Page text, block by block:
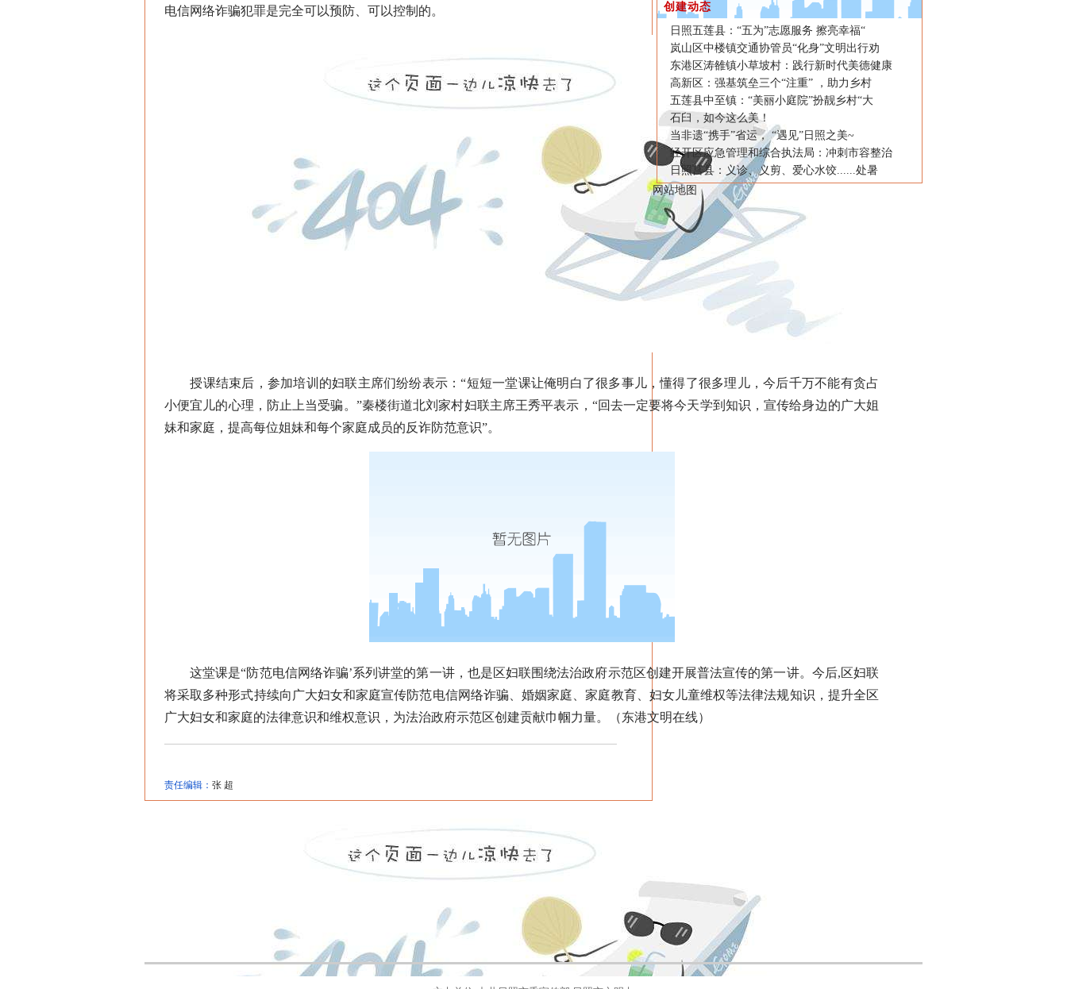
电信网络诈骗犯罪是完全可以预防、可以控制的。
授课结束后，参加培训的妇联主席们纷纷表示：“短短一堂课让俺明白了很多事儿，懂得了很多理儿，今后千万不能有贪占
小便宜儿的心理，防止上当受骗。”秦楼街道北刘家村妇联主席王秀平表示，“回去一定要将今天学到知识，宣传给身边的广大姐
妹和家庭，提高每位姐妹和每个家庭成员的反诈防范意识”。
这堂课是“防范电信网络诈骗’系列讲堂的第一讲，也是区妇联围绕法治政府示范区创建开展普法宣传的第一讲。今后,区妇联
将采取多种形式持续向广大妇女和家庭宣传防范电信网络诈骗、婚姻家庭、家庭教育、妇女儿童维权等法律法规知识，提升全区
广大妇女和家庭的法律意识和维权意识，为法治政府示范区创建贡献巾帼力量。（东港文明在线）
责任编辑： 张 超
创建动态
日照五莲县：“五为”志愿服务 擦亮幸福“
岚山区中楼镇交通协管员“化身”文明出行劝
东港区涛雒镇小草坡村：践行新时代美德健康
高新区：强基筑垒三个“注重” ，助力乡村
五莲县中至镇：“美丽小庭院”扮靓乡村“大
石臼，如今这么美！
当非遗“携手”省运， “遇见”日照之美~
经开区应急管理和综合执法局：冲刺市容整治
日照莒县：义诊、义剪、爱心水饺......处暑
网站地图